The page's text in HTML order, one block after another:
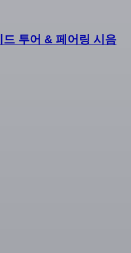
투어 & 페어링 시음